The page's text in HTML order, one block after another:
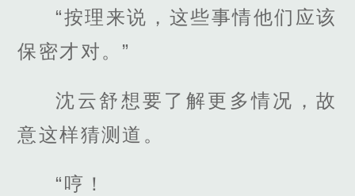
“按理来说，这些事情他们应该
保密才对。”
沈云舒想要了解更多情况，故
意这样猜测道。
“哼！